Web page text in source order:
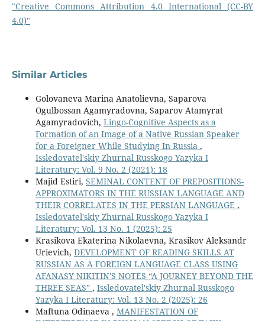
"Creative Commons Attribution 4.0 International (CC-BY
4.0)"
Similar Articles
Golovaneva Marina Anatolievna, Saparova
Ogulbossan Agamyradovna, Saparov Atamyrat
Agamyradovich, Lingo-Cognitive Aspects as a
Formation of an Image of a Native Russian Speaker
for a Foreigner While Studying In Russia ,
Issledovatel'skiy Zhurnal Russkogo Yazyka I
Literatury: Vol. 9 No. 2 (2021): 18
Majid Estiri, SEMINAL CONTENT OF PREPOSITIONS-
APPROXIMATORS IN THE RUSSIAN LANGUAGE AND
THEIR CORRELATES IN THE PERSIAN LANGUAGE ,
Issledovatel'skiy Zhurnal Russkogo Yazyka I
Literatury: Vol. 13 No. 1 (2025): 25
Krasikova Ekaterina Nikolaevna, Krasikov Aleksandr
Urievich, DEVELOPMENT OF READING SKILLS AT
RUSSIAN AS A FOREIGN LANGUAGE CLASS USING
AFANASY NIKITIN'S NOTES “A JOURNEY BEYOND THE
THREE SEAS” , Issledovatel'skiy Zhurnal Russkogo
Yazyka I Literatury: Vol. 13 No. 2 (2025): 26
Maftuna Odinaeva , MANIFESTATION OF